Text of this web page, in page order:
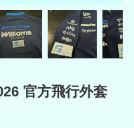
官方飛行外套